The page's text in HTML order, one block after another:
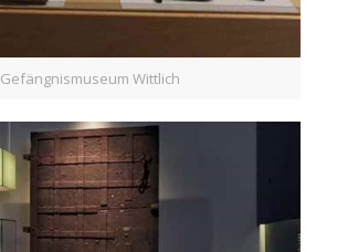
Gefängnismuseum Wittlich